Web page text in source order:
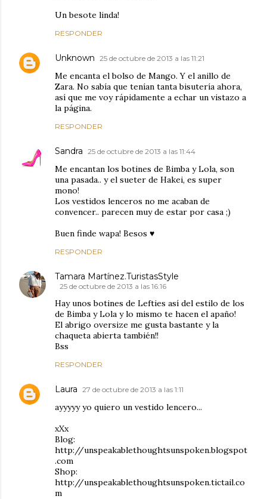
Un besote linda!
RESPONDER
Unknown 25 de octubre de 2013 a las 11:21
Me encanta el bolso de Mango. Y el anillo de
Zara. No sabía que tenían tanta bisutería ahora,
así que me voy rápidamente a echar un vistazo a
la página.
RESPONDER
Sandra 25 de octubre de 2013 a las 11:44
Me encantan los botines de Bimba y Lola, son
una pasada.. y el sueter de Hakei, es super
mono!
Los vestidos lenceros no me acaban de
convencer.. parecen muy de estar por casa ;)
Buen finde wapa! Besos ♥
RESPONDER
Tamara Martínez.TuristasStyle
25 de octubre de 2013 a las 16:16
Hay unos botines de Lefties así del estilo de los
de Bimba y Lola y lo mismo te hacen el apaño!
El abrigo oversize me gusta bastante y la
chaqueta abierta también!!
Bss
RESPONDER
Laura 27 de octubre de 2013 a las 1:11
ayyyyy yo quiero un vestido lencero...
xXx
Blog:
http://unspeakablethoughtsunspoken.blogspot
.com
Shop:
http://unspeakablethoughtsunspoken.tictail.co
m